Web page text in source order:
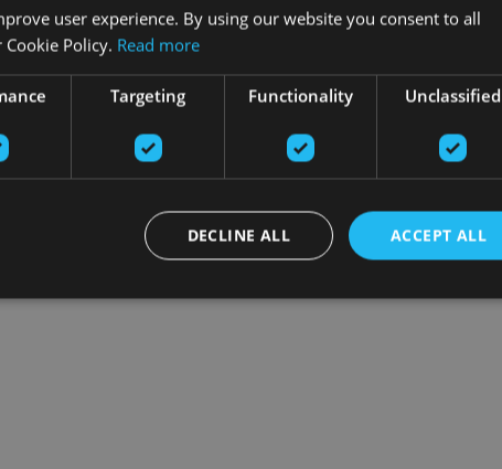
user experience. By using our website you consent to all
Policy. Read more
Targeting Functionality Unclassified
ACCEPT ALL
DECLINE ALL